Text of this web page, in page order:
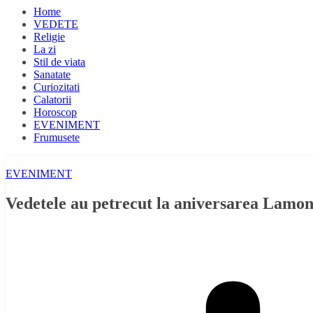
Home
VEDETE
Religie
La zi
Stil de viata
Sanatate
Curiozitati
Calatorii
Horoscop
EVENIMENT
Frumusete
EVENIMENT
Vedetele au petrecut la aniversarea